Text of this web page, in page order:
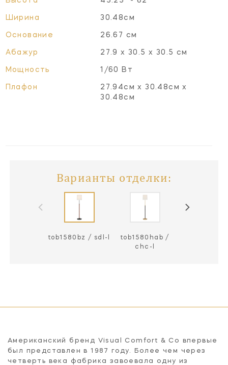
Ширина 30.48см
Основание 26.67 см
Абажур 27.9 x 30.5 x 30.5 см
Мощность 1/60 Вт
Плафон
27.94см x 30.48см x
30.48см
Варианты отделки:
tob1580bz / sdl-l
tob1580hab /
chc-l
Американский бренд Visual Comfort & Co впервые
был представлен в 1987 году. Более чем через
четверть века фабрика завоевала одну из